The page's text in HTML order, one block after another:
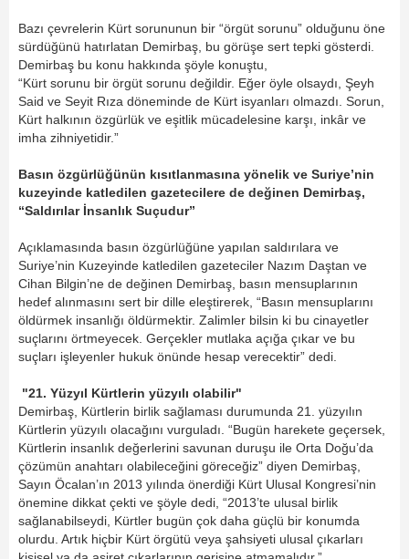
Bazı çevrelerin Kürt sorununun bir “örgüt sorunu” olduğunu öne
sürdüğünü hatırlatan Demirbaş, bu görüşe sert tepki gösterdi.
Demirbaş bu konu hakkında şöyle konuştu,
“Kürt sorunu bir örgüt sorunu değildir. Eğer öyle olsaydı, Şeyh
Said ve Seyit Rıza döneminde de Kürt isyanları olmazdı. Sorun,
Kürt halkının özgürlük ve eşitlik mücadelesine karşı, inkâr ve
imha zihniyetidir.”
Basın özgürlüğünün kısıtlanmasına yönelik ve Suriye’nin
kuzeyinde katledilen gazetecilere de değinen Demirbaş,
“Saldırılar İnsanlık Suçudur”
Açıklamasında basın özgürlüğüne yapılan saldırılara ve
Suriye’nin Kuzeyinde katledilen gazeteciler Nazım Daştan ve
Cihan Bilgin’ne de değinen Demirbaş, basın mensuplarının
hedef alınmasını sert bir dille eleştirerek, “Basın mensuplarını
öldürmek insanlığı öldürmektir. Zalimler bilsin ki bu cinayetler
suçlarını örtmeyecek. Gerçekler mutlaka açığa çıkar ve bu
suçları işleyenler hukuk önünde hesap verecektir” dedi.
"21. Yüzyıl Kürtlerin yüzyılı olabilir"
Demirbaş, Kürtlerin birlik sağlaması durumunda 21. yüzyılın
Kürtlerin yüzyılı olacağını vurguladı. “Bugün harekete geçersek,
Kürtlerin insanlık değerlerini savunan duruşu ile Orta Doğu’da
çözümün anahtarı olabileceğini göreceğiz” diyen Demirbaş,
Sayın Öcalan’ın 2013 yılında önerdiği Kürt Ulusal Kongresi’nin
önemine dikkat çekti ve şöyle dedi, “2013’te ulusal birlik
sağlanabilseydi, Kürtler bugün çok daha güçlü bir konumda
olurdu. Artık hiçbir Kürt örgütü veya şahsiyeti ulusal çıkarları